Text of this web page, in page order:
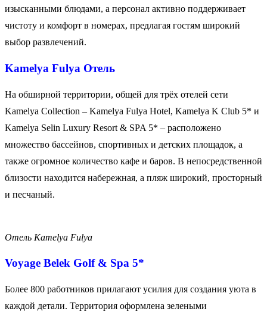
изысканными блюдами, а персонал активно поддерживает
чистоту и комфорт в номерах, предлагая гостям широкий
выбор развлечений.
Kamelya Fulya Отель
На обширной территории, общей для трёх отелей сети
Kamelya Collection – Kamelya Fulya Hotel, Kamelya K Club 5* и
Kamelya Selin Luxury Resort & SPA 5* – расположено
множество бассейнов, спортивных и детских площадок, а
также огромное количество кафе и баров. В непосредственной
близости находится набережная, а пляж широкий, просторный
и песчаный.
Отель Kamelya Fulya
Voyage Belek Golf & Spa 5*
Более 800 работников прилагают усилия для создания уюта в
каждой детали. Территория оформлена зелеными